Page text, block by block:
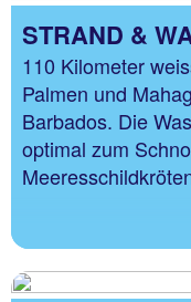
STRAND &
110 Kilometer
Palmen und
Barbados. Die
optimal zum